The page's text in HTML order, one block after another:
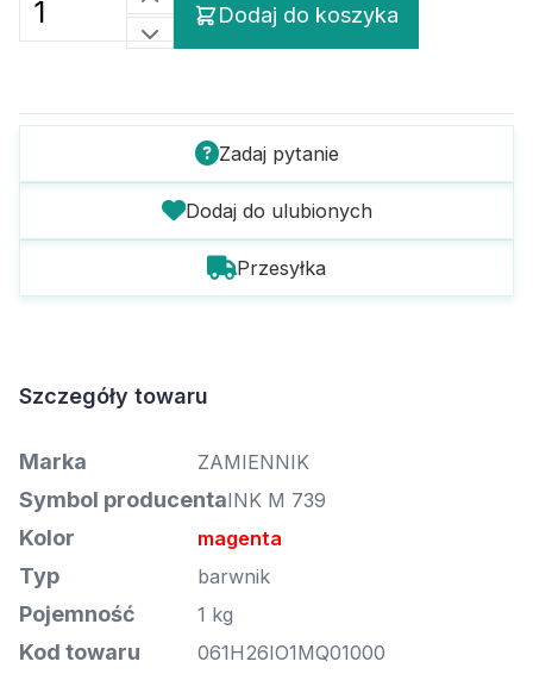
Dodaj do koszyka
Zadaj pytanie
Dodaj do ulubionych
Przesyłka
Szczegóły towaru
Marka ZAMIENNIK
Symbol producentaINK M 739
Kolor magenta
Typ barwnik
Pojemność 1 kg
Kod towaru 061H26IO1MQ01000